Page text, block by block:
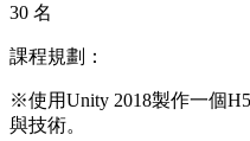
30 名
課程規劃：
※使用Unity 2018製作一個
與技術。